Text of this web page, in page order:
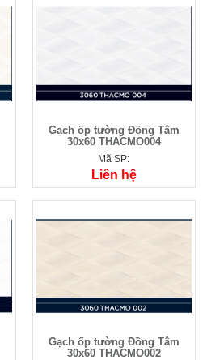
Gạch ốp tường Đồng Tâm
30x60 THACMO004
Mã SP:
Liên hệ
Gạch ốp tường Đồng Tâm
30x60 THACMO002